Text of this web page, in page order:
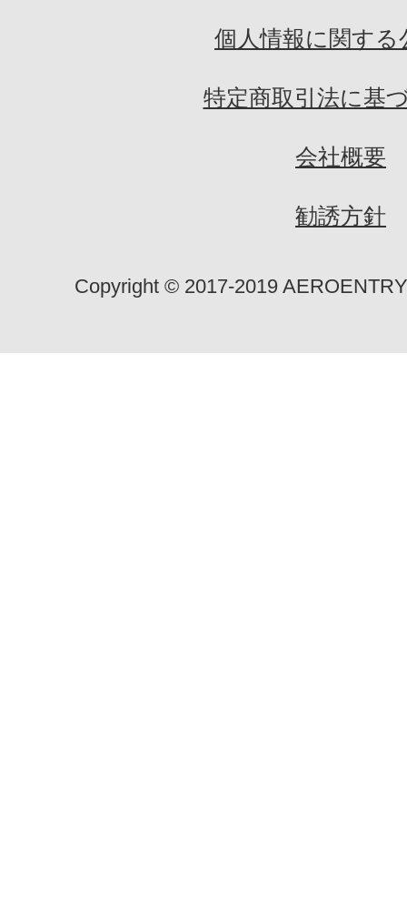
個人情報に関する
特定商取引法に基
会社概要
勧誘方針
Copyright ©︎ 2017-2019